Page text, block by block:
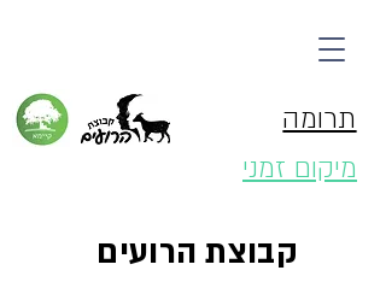
קבוצת הרועים
תרומה
מיקום זמני